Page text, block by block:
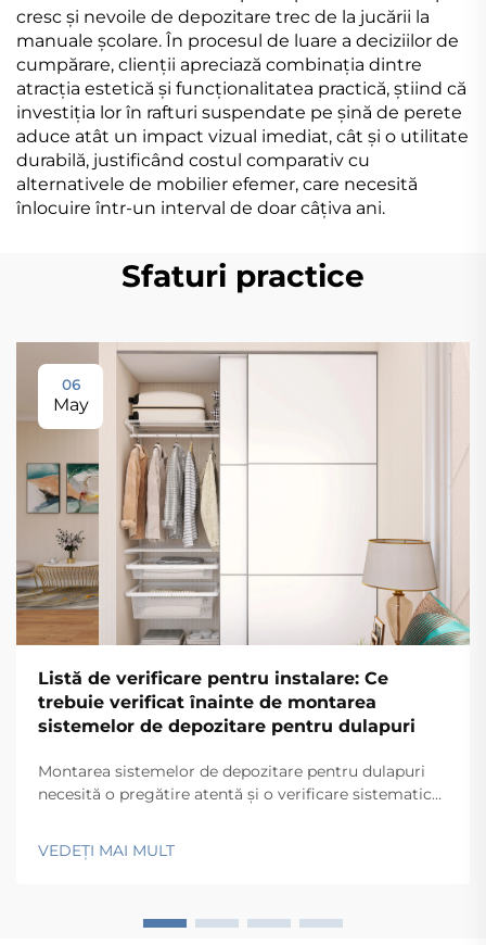
cresc și nevoile de depozitare trec de la jucării la
manuale școlare. În procesul de luare a deciziilor de
cumpărare, clienții apreciază combinația dintre
atracția estetică și funcționalitatea practică, știind că
investiția lor în rafturi suspendate pe șină de perete
aduce atât un impact vizual imediat, cât și o utilitate
durabilă, justificând costul comparativ cu
alternativele de mobilier efemer, care necesită
înlocuire într-un interval de doar câțiva ani.
Sfaturi practice
06
May
Listă de verificare pentru instalare: Ce
trebuie verificat înainte de montarea
sistemelor de depozitare pentru dulapuri
Montarea sistemelor de depozitare pentru dulapuri
necesită o pregătire atentă și o verificare sistematică
managerii de facilități înțeleg că instalarea cu succes
VEDEȚI MAI MULT